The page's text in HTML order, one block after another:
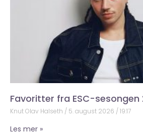
Favoritter fra ESC-sesongen
Knut Olav Halseth 5. august 2026 19:17
Les mer »